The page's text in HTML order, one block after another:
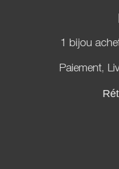
1 bijou
Paiement,